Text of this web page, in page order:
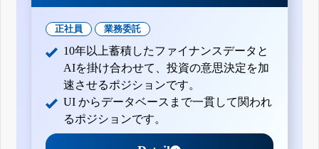
正社員 業務委託
10年以上蓄積したファイナンスデータと
AIを掛け合わせて、投資の意思決定を加
速させるポジションです。
UI からデータベースまで一貫して関われ
るポジションです。